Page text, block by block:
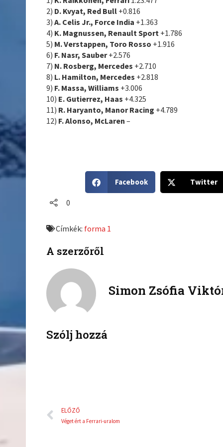
2) D. Kvyat, Red Bull +0.816
3)A. Celis Jr., Force India +1.363
4) K. Magnussen, Renault Sport +1.786
5) M. Verstappen, Toro Rosso +1.916
6) F. Nasr, Sauber+2.576
7) N. Rosberg, Mercedes +2.710
8) L. Hamilton, Mercedes +2.818
9) F. Massa, Williams +3.006
10) E. Gutierrez, Haas +4.325
11) R. Haryanto, Manor Racing +4.789
12) F. Alonso, McLaren –
h
o
f
b
Facebook
h
t
t
Twitter
0
Címkék: forma 1
A szerzőről
Simon Zsófia
Szólj hozzá
Előző
ELŐZŐ
Véget ért a Ferrari-uralom